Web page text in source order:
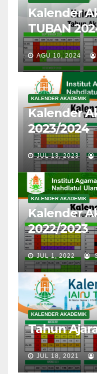
Kalender
TUBAN
AGU 10, 2024
KALENDER AKADEMIK
Kalender
2023/2024
JUL 13, 2023
KALENDER AKADEMIK
Kalender
2022/2023
JUL 1, 2022
KALENDER AKADEMIK
Tahun
JUL 18, 2021